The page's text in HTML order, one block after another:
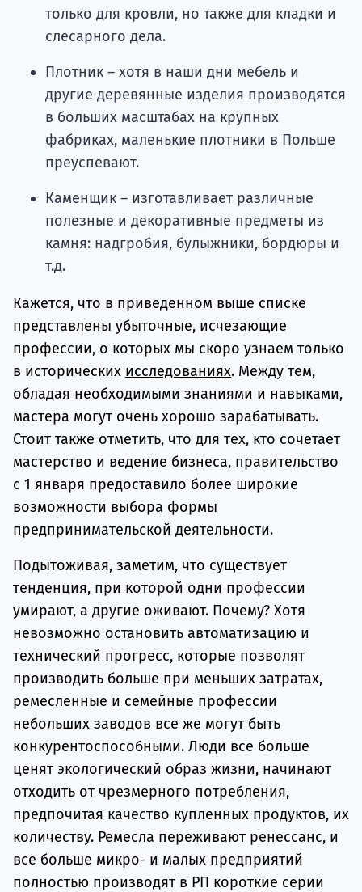
только для кровли, но также для кладки и
слесарного дела.
Плотник – хотя в наши дни мебель и
другие деревянные изделия производятся
в больших масштабах на крупных
фабриках, маленькие плотники в Польше
преуспевают.
Каменщик – изготавливает различные
полезные и декоративные предметы из
камня: надгробия, булыжники, бордюры и
т.д.
Кажется, что в приведенном выше списке
представлены убыточные, исчезающие
профессии, о которых мы скоро узнаем только
в исторических исследованиях. Между тем,
обладая необходимыми знаниями и навыками,
мастера могут очень хорошо зарабатывать.
Стоит также отметить, что для тех, кто сочетает
мастерство и ведение бизнеса, правительство
с 1 января предоставило более широкие
возможности выбора формы
предпринимательской деятельности.
Подытоживая, заметим, что существует
тенденция, при которой одни профессии
умирают, а другие оживают. Почему? Хотя
невозможно остановить автоматизацию и
технический прогресс, которые позволят
производить больше при меньших затратах,
ремесленные и семейные профессии
небольших заводов все же могут быть
конкурентоспособными. Люди все больше
ценят экологический образ жизни, начинают
отходить от чрезмерного потребления,
предпочитая качество купленных продуктов, их
количеству. Ремесла переживают ренессанс, и
все больше микро- и малых предприятий
полностью производят в РП короткие серии